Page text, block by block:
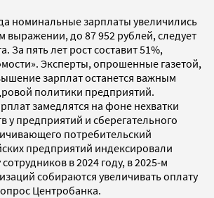
номинальные зарплаты увеличились
выражении, до 87 952 рублей, следует
За пять лет рост составит 51%,
Эксперты, опрошенные газетой,
зарплат останется важным
политики предприятий.
замедлятся на фоне нехватки
у предприятий и сберегательного
потребительский
предприятий индексировали
в 2024 году, в 2025-м
собираются увеличивать оплату
Центробанка.